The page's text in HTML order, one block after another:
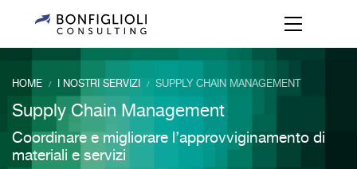
HOME / I NOSTRI SERVIZI / SUPPLY CHAIN MANAGEMENT
Supply Chain Management
Coordinare e migliorare l’approvviginamento di
materiali e servizi